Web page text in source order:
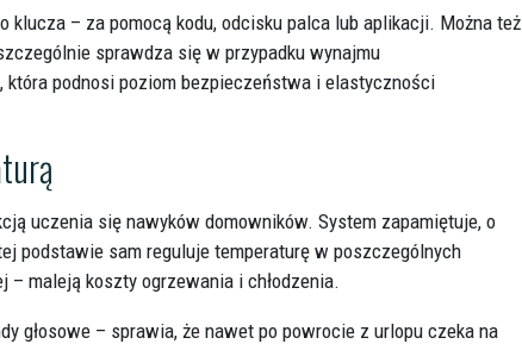
– za pomocą kodu, odcisku palca lub aplikacji. Można też
sprawdza się w przypadku wynajmu
podnosi poziom bezpieczeństwa i elastyczności
uczenia się nawyków domowników. System zapamiętuje, o
podstawie sam reguluje temperaturę w poszczególnych
maleją koszty ogrzewania i chłodzenia.
głosowe – sprawia, że nawet po powrocie z urlopu czeka na